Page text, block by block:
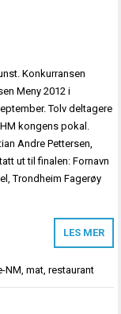
Konkurransen
Meny 2012 i
Tolv deltagere
kongens pokal.
Andre Pettersen,
ut til finalen: Fornavn
Trondheim Fagerøy
LES MER
NM ,mat ,restaurant